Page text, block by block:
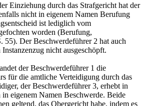
Einziehung durch das Strafgericht hat der
nicht in eigenem Namen Berufung
ist lediglich vom
worden (Berufung,
55). Der Beschwerdeführer 2 hat auch
nicht ausgeschöpft.
der Beschwerdeführer 1 die
für die amtliche Verteidigung durch das
der Beschwerdeführer 3, erhebt in
eigenem Namen Beschwerde. Beide
geltend, das Obergericht habe, indem es